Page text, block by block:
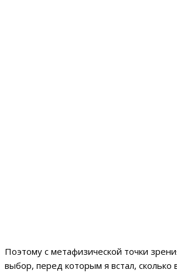
Поэтому с метафизической точки
выбор, перед которым я встал, сколько